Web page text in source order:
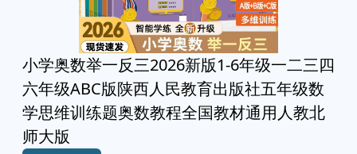
小学奥数举一反三2026新版1-6年级一二三四
六年级ABC版陕西人民教育出版社五年级数
学思维训练题奥数教程全国教材通用人教北
师大版